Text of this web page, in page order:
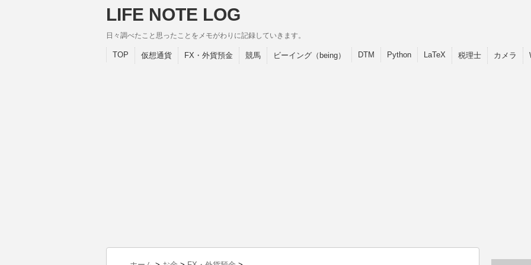
LIFE NOTE LOG
日々調べたこと思ったことをメモがわりに記録していきます。
TOP 仮想通貨 FX・外貨預金 競馬 ビーイング（being） DTM Python LaTeX 税理士 カメラ